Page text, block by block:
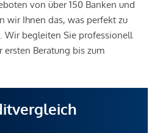
von über 150 Banken und
wir Ihnen das, was perfekt zu
Wir begleiten Sie professionell
Beratung bis zum